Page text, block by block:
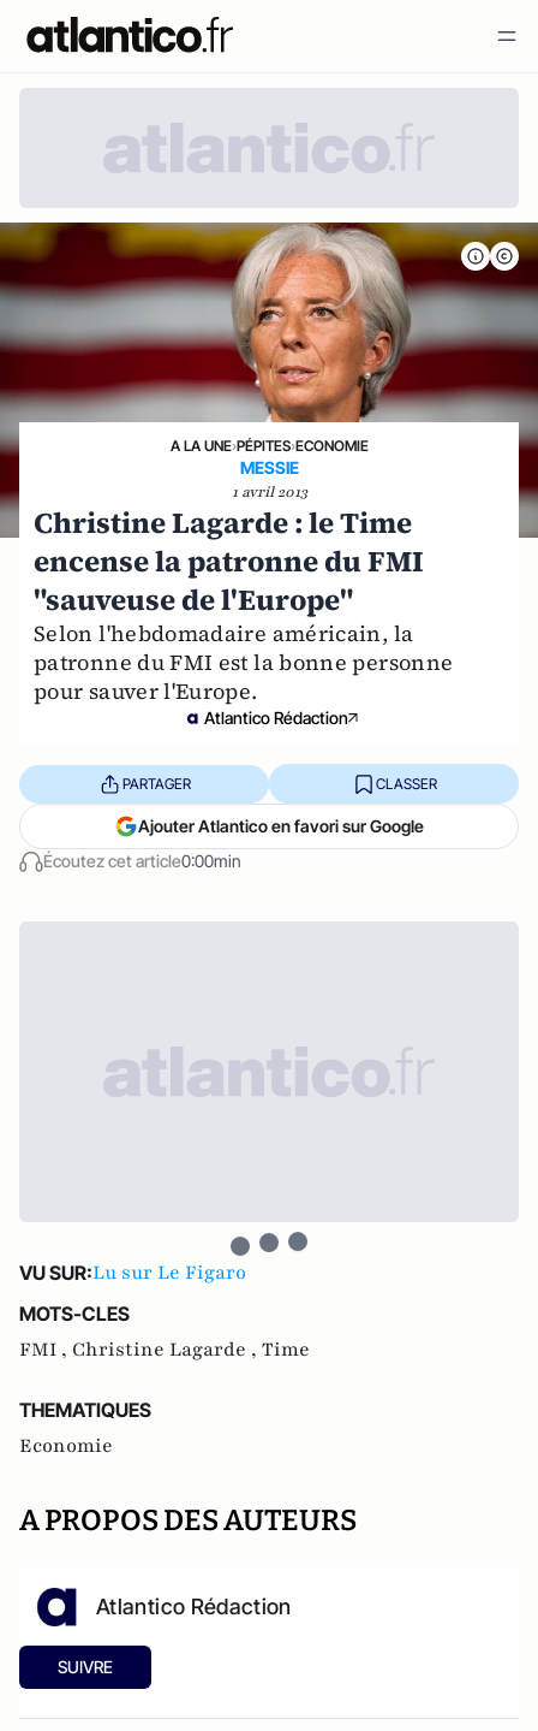
A LA UNE›PÉPITES›ECONOMIE
MESSIE
1 avril 2013
Christine Lagarde : le Time
encense la patronne du FMI
"sauveuse de l'Europe"
Selon l'hebdomadaire américain, la
patronne du FMI est la bonne personne
pour sauver l'Europe.
Atlantico Rédaction
Écoutez cet article0:00min
PARTAGER CLASSER
Ajouter Atlantico en favori sur Google
VU SUR:Lu sur Le Figaro
MOTS-CLES
FMI , Christine Lagarde , Time
THEMATIQUES
Economie
A PROPOS DES AUTEURS
Atlantico Rédaction
SUIVRE